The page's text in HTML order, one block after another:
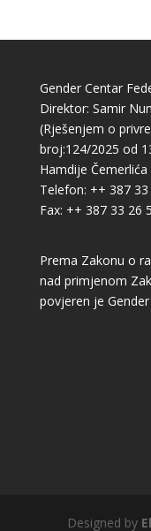
Gender Centar
Direktor: Samir
(Rješenjem o
broj:124/2025 od
Hamdije
Telefon: ++ 387
Fax: ++ 387 33 26
Prema Zakonu o
nad primjenom
povjeren je
Designed by